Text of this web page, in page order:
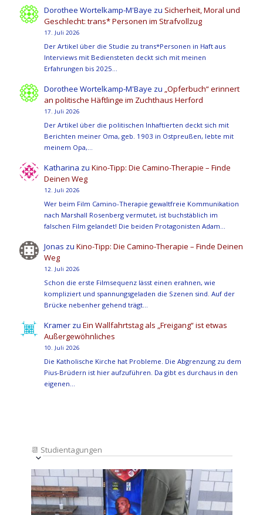
Dorothee Wortelkamp-M'Baye zu Sicherheit, Moral und
Geschlecht: trans* Personen im Strafvollzug
17. Juli 2026
Der Artikel über die Studie zu trans*Personen in Haft aus
Interviews mit Bediensteten deckt sich mit meinen
Erfahrungen bis 2025…
Dorothee Wortelkamp-M'Baye zu „Opferbuch“ erinnert
an politische Häftlinge im Zuchthaus Herford
17. Juli 2026
Der Artikel über die politischen Inhaftierten deckt sich mit
Berichten meiner Oma, geb. 1903 in Ostpreußen, lebte mit
meinem Opa,…
Katharina zuKino-Tipp: Die Camino-Therapie – Finde
Deinen Weg
12. Juli 2026
Wer beim Film Camino-Therapie gewaltfreie Kommunikation
nach Marshall Rosenberg vermutet, ist buchstäblich im
falschen Film gelandet! Die beiden Protagonisten Adam…
Jonas zuKino-Tipp: Die Camino-Therapie – Finde Deinen
Weg
12. Juli 2026
Schon die erste Filmsequenz lässt einen erahnen, wie
kompliziert und spannungsgeladen die Szenen sind. Auf der
Brücke nebenher gehend trägt…
Kramer zuEin Wallfahrtstag als „Freigang“ ist etwas
Außergewöhnliches
10. Juli 2026
Die Katholische Kirche hat Probleme. Die Abgrenzung zu dem
Pius-Brüdern ist hier aufzuführen. Da gibt es durchaus in den
eigenen…
📆 Studientagungen
Ansichten-
Navigation
Veranstaltung
Ansichten-
Navigation
Datum
auswählen.
List
of
Veranstaltungen
in